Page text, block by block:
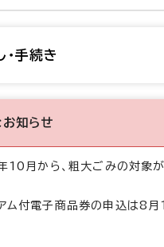
・手続き
知らせ
10月から、粗大ごみの対象
ム付電子商品券の申込は8月